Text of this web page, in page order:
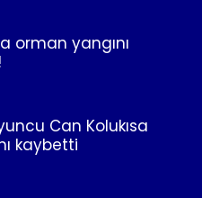
orman yangını
Can Kolukısa
kaybetti